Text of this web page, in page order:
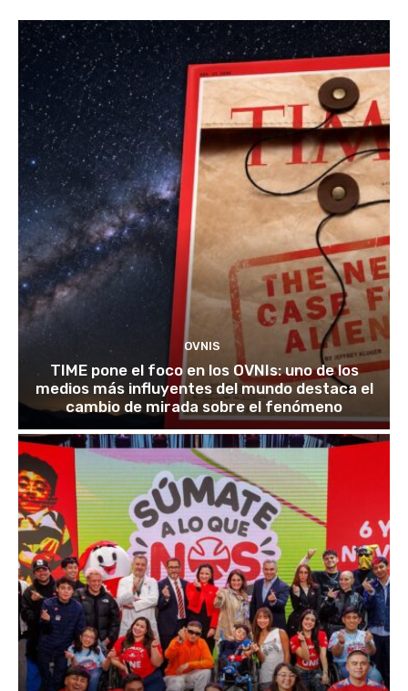
OVNIS
TIME pone el foco en los OVNIs: uno de los
medios más influyentes del mundo destaca el
cambio de mirada sobre el fenómeno